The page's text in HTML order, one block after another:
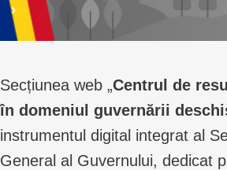
Secțiunea web „Centrul de
în domeniul guvernării
instrumentul digital integrat al
General al Guvernului, dedicat